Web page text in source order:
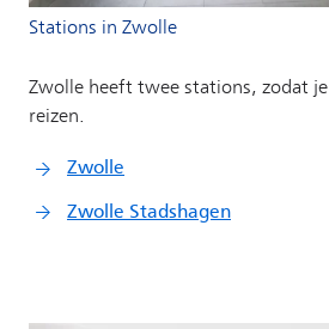
Stations in Zwolle